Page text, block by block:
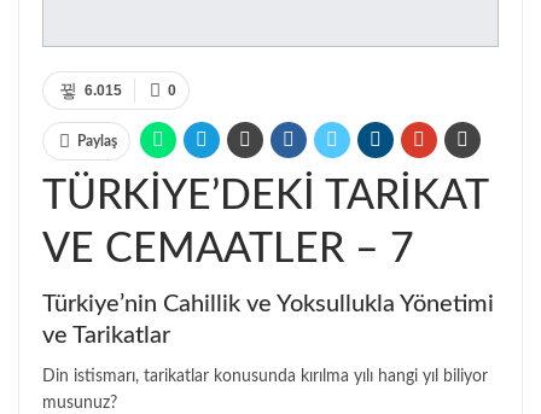
0
6.015
Paylaş
TÜRKİYE’DEKİ TARİKAT
VE CEMAATLER – 7
Türkiye’nin Cahillik ve Yoksullukla Yönetimi
ve Tarikatlar
Din istismarı, tarikatlar konusunda kırılma yılı hangi yıl biliyor
musunuz?